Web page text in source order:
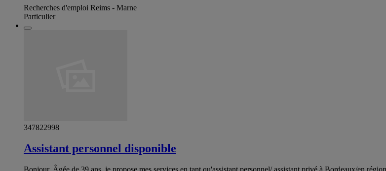
Recherches d'emploi Reims - Marne
Particulier
347822998
Assistant personnel disponible
Bonjour, Âgée de 39 ans, je propose mes services en tant qu'assistant personnel/ assistant privé à Bordeaux/en